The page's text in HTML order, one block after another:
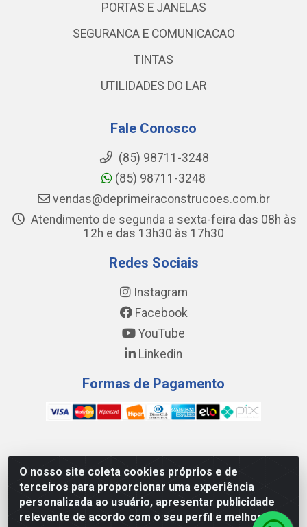
O nosso site coleta cookies próprios e de
terceiros para proporcionar uma experiência
personalizada ao usuário, apresentar publicidade
relevante de acordo com o seu perfil e melhorar a
PORTAS E JANELAS
SEGURANCA E COMUNICACAO
TINTAS
UTILIDADES DO LAR
Fale Conosco
(85) 98711-3248
(85) 98711-3248
vendas@deprimeiraconstrucoes.com.br
Atendimento de segunda a sexta-feira das 08h às
12h e das 13h30 às 17h30
Redes Sociais
Instagram
Facebook
YouTube
Linkedin
Formas de Pagamento
WING DISTRIBUIDORA COMÉRCIO E LOGÍSTICA DE MATERIAL
DE CONSTRUÇÕES LTDA - AV. DA INTEGRAÇÃO, 790 -
PATRÍCIA GOMES, CAUCAIA/CE - CEP 61.604-505 - CNPJ
17.523.384/0001-20